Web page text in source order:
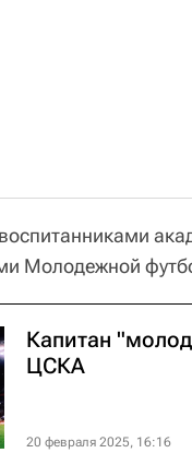
Молодежной
Капитан
ЦСКА
20 февраля 2025, 16:16